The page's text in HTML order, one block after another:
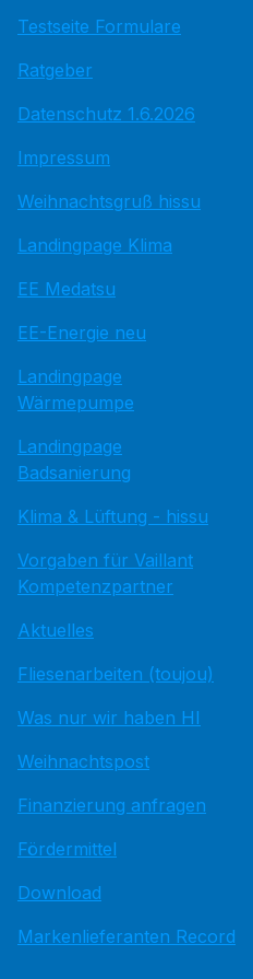
Testseite Formulare
Ratgeber
Datenschutz 1.6.2026
Impressum
Weihnachtsgruß hissu
Landingpage Klima
EE Medatsu
EE-Energie neu
Landingpage
Wärmepumpe
Landingpage
Badsanierung
Klima & Lüftung - hissu
Vorgaben für Vaillant
Kompetenzpartner
Aktuelles
Fliesenarbeiten (toujou)
Was nur wir haben HI
Weihnachtspost
Finanzierung anfragen
Fördermittel
Download
Markenlieferanten Record